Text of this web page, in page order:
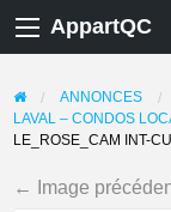
AppartQC
ANNONCES
LAVAL – CONDOS
LE_ROSE_CAM INT-
← Image